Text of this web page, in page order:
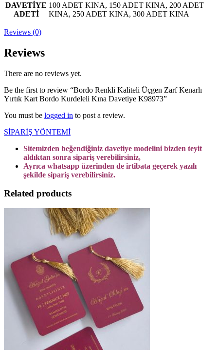
DAVETİYE
ADETİ
100 ADET KINA, 150 ADET KINA, 200 ADET
KINA, 250 ADET KINA, 300 ADET KINA
Reviews (0)
Reviews
There are no reviews yet.
Be the first to review “Bordo Renkli Kaliteli Üçgen Zarf Kenarlı
Yırtık Kart Bordo Kurdeleli Kına Davetiye K98973”
You must be logged in to post a review.
SİPARİŞ YÖNTEMİ
Sitemizden beğendiğiniz davetiye modelini bizden teyit
aldıktan sonra sipariş verebilirsiniz,
Ayrıca whatsapp üzerinden de irtibata geçerek yazılı
şekilde sipariş verebilirsiniz.
Related products